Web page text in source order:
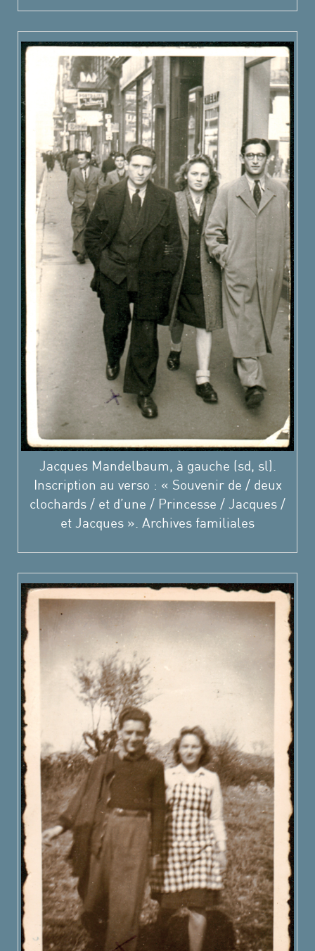
Jacques Mandelbaum, à gauche (sd, sl).
Inscription au verso : « Souvenir de / deux
clochards / et d’une / Princesse / Jacques /
et Jacques ». Archives familiales